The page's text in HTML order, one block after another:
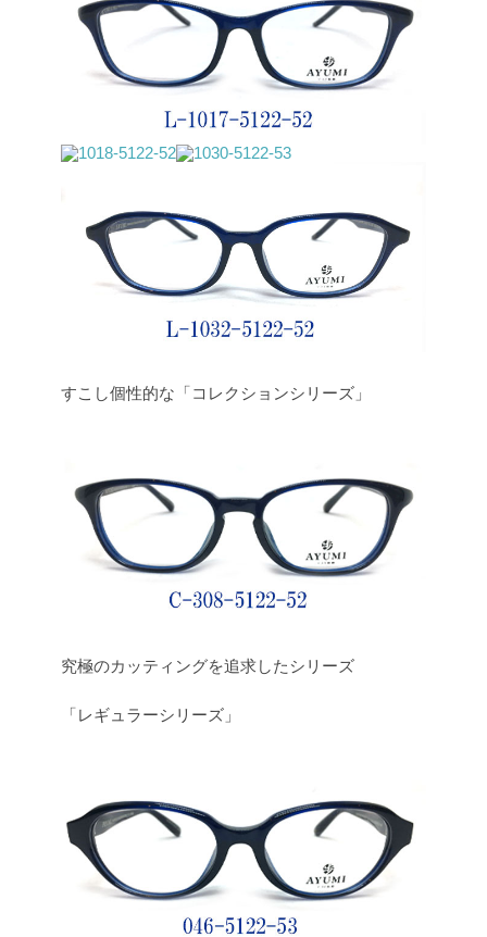
すこし個性的な「コレクションシリーズ」
究極のカッティングを追求したシリーズ
「レギュラーシリーズ」